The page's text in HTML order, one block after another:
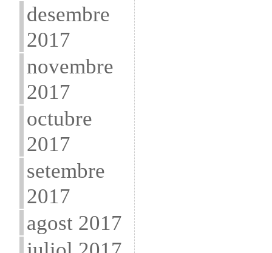
desembre
2017
novembre
2017
octubre
2017
setembre
2017
agost 2017